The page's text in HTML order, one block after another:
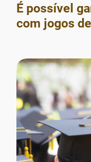
É possível
com jogos